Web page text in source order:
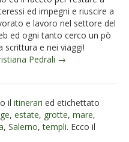
ed impegni e riuscire a
e lavoro nel settore del
ed ogni tanto cerco un pò
scrittura e nei viaggi!
Pedrali →
il itinerari ed etichettato
, estate, grotte, mare,
, Salerno,templi. Ecco il